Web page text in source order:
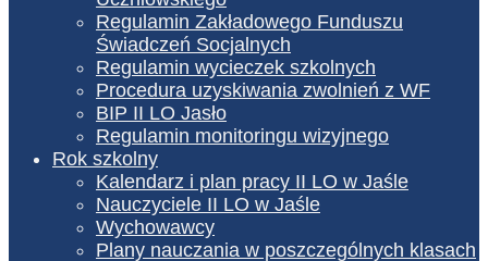
Regulamin Zakładowego Funduszu
Świadczeń Socjalnych
Regulamin wycieczek szkolnych
Procedura uzyskiwania zwolnień z WF
BIP II LO Jasło
Regulamin monitoringu wizyjnego
Rok szkolny
Kalendarz i plan pracy II LO w Jaśle
Nauczyciele II LO w Jaśle
Wychowawcy
Plany nauczania w poszczególnych klasach